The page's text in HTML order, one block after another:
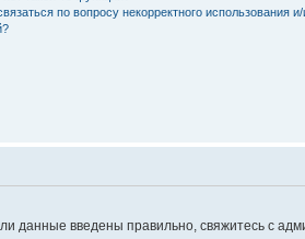
по вопросу некорректного использования
данные введены правильно, свяжитесь с